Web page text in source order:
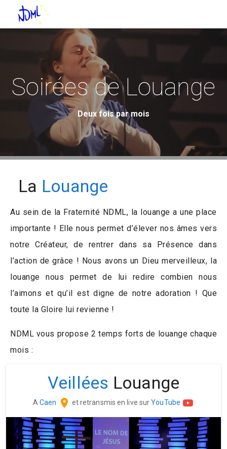
Soirées de Louange
Deux fois par mois
La Louange
Au sein de la Fraternité NDML, la louange a une place
importante ! Elle nous permet d’élever nos âmes vers
notre Créateur, de rentrer dans sa Présence dans
l’action de grâce ! Nous avons un Dieu merveilleux, la
louange nous permet de lui redire combien nous
l’aimons et qu’il est digne de notre adoration ! Que
toute la Gloire lui revienne !
NDML vous propose 2 temps forts de louange chaque
mois :
Veillées Louange
ACaen et retransmis en live surYouTube